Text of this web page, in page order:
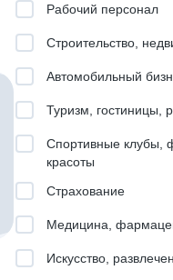
Рабочий персонал
Строительство,
Автомобильный
Туризм, гостиницы,
Спортивные клубы,
красоты
Страхование
Медицина,
Искусство,